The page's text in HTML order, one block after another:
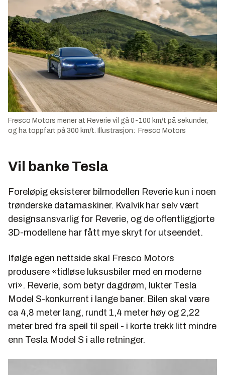
Fresco Motors mener at Reverie vil gå 0-100 km/t på sekunder,
og ha toppfart på 300 km/t. Illustrasjon: Fresco Motors
Vil banke Tesla
Foreløpig eksisterer bilmodellen Reverie kun i noen
trønderske datamaskiner. Kvalvik har selv vært
designsansvarlig for Reverie, og de offentliggjorte
3D-modellene har fått mye skryt for utseendet.
Ifølge egen nettside skal Fresco Motors
produsere «tidløse luksusbiler med en moderne
vri». Reverie, som betyr dagdrøm, lukter Tesla
Model S-konkurrent i lange baner. Bilen skal være
ca 4,8 meter lang, rundt 1,4 meter høy og 2,22
meter bred fra speil til speil - i korte trekk litt mindre
enn Tesla Model S i alle retninger.